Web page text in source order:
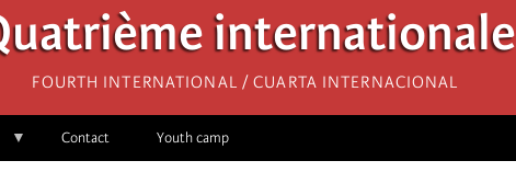
internationale
Fourth International / Cuarta Internacional
Contact Youth camp